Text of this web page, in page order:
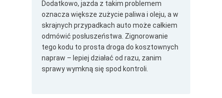
Dodatkowo, jazda z takim problemem
oznacza większe zużycie paliwa i oleju, a w
skrajnych przypadkach auto może całkiem
odmówić posłuszeństwa. Zignorowanie
tego kodu to prosta droga do kosztownych
napraw – lepiej działać od razu, zanim
sprawy wymkną się spod kontroli.